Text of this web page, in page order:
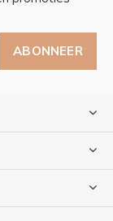
ABONNEER